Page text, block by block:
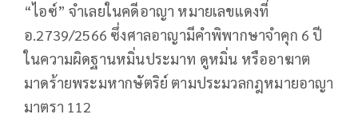
“ไอซ์” จำเลยในคดีอาญา หมายเลขแดงที่
อ.2739/2566 ซึ่งศาลอาญามีคำพิพากษาจำคุก 6 ปี
ในความผิดฐานหมิ่นประมาท ดูหมิ่น หรืออาฆาต
มาดร้ายพระมหากษัตริย์ ตามประมวลกฎหมายอาญา
มาตรา 112